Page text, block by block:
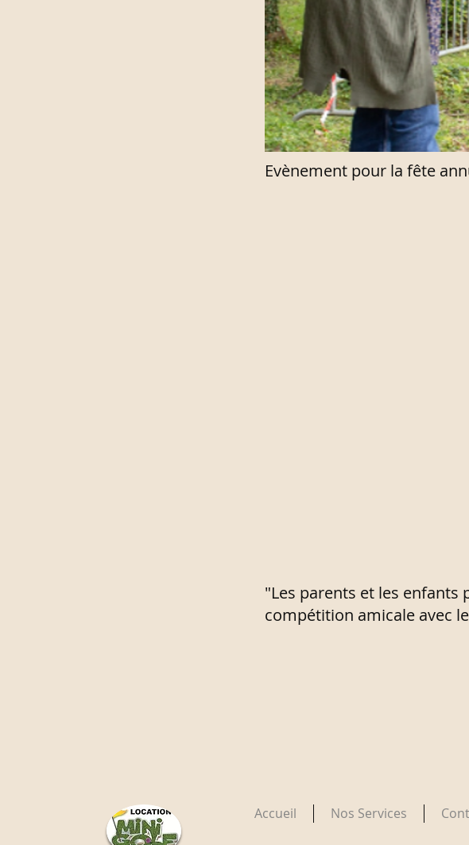
Evènement pour la fête
"Les parents et les enfants
compétition amicale avec
Accueil Nos Services